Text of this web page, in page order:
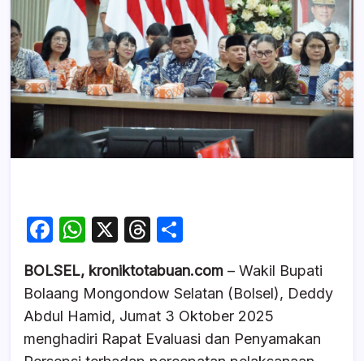
F
c
e
b
W
at
s
A
X
T
e
a
d
ar
e
BOLSEL, kroniktotabuan.com – Wakil Bupati
Bolaang Mongondow Selatan (Bolsel), Deddy
Abdul Hamid, Jumat 3 Oktober 2025
menghadiri Rapat Evaluasi dan Penyamakan